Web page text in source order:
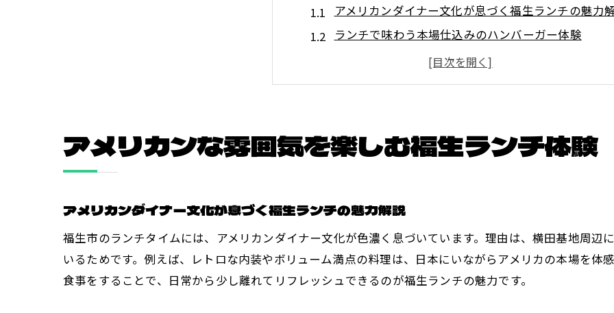
アメリカンダイナー文化が息づく福生ランチの魅力
ランチで味わう本場仕込みのハンバーガー体験
福生のカジュアルな雰囲気で楽しむランチ時間
友人とシェアするアメリカンランチのおすすめ
ボリューム満点ランチが原動力になる日常
ボリューム満点ランチメニューの楽しみ方
ハンバーガーやステーキが人気のランチ事情
福生で味わう食べごたえ抜群のランチ体験
アメリカンな雰囲気を楽しむ福生ランチ体験
アメリカンダイナー文化が息づく福生ランチの魅力解説
福生市のランチタイムには、アメリカンダイナー文化が色濃く息づいています。理由は、横田基地周辺
いるためです。例えば、レトロな内装やボリューム満点の料理は、日本にいながらアメリカの本場を体
食事をすることで、日常から少し離れてリフレッシュできるのが福生ランチの魅力です。